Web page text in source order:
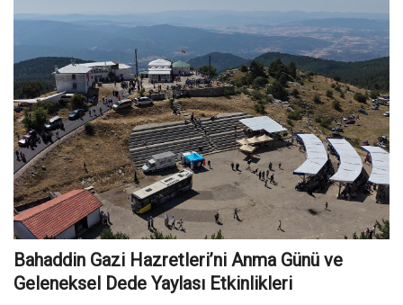
Bahaddin Gazi Hazretleri’ni Anma Günü ve
Geleneksel Dede Yaylası Etkinlikleri